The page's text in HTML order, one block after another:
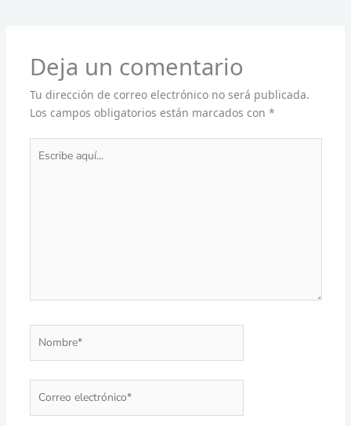
Deja un comentario
Tu dirección de correo electrónico no será publicada.
Los campos obligatorios están marcados con *
aquí...
electrónico*